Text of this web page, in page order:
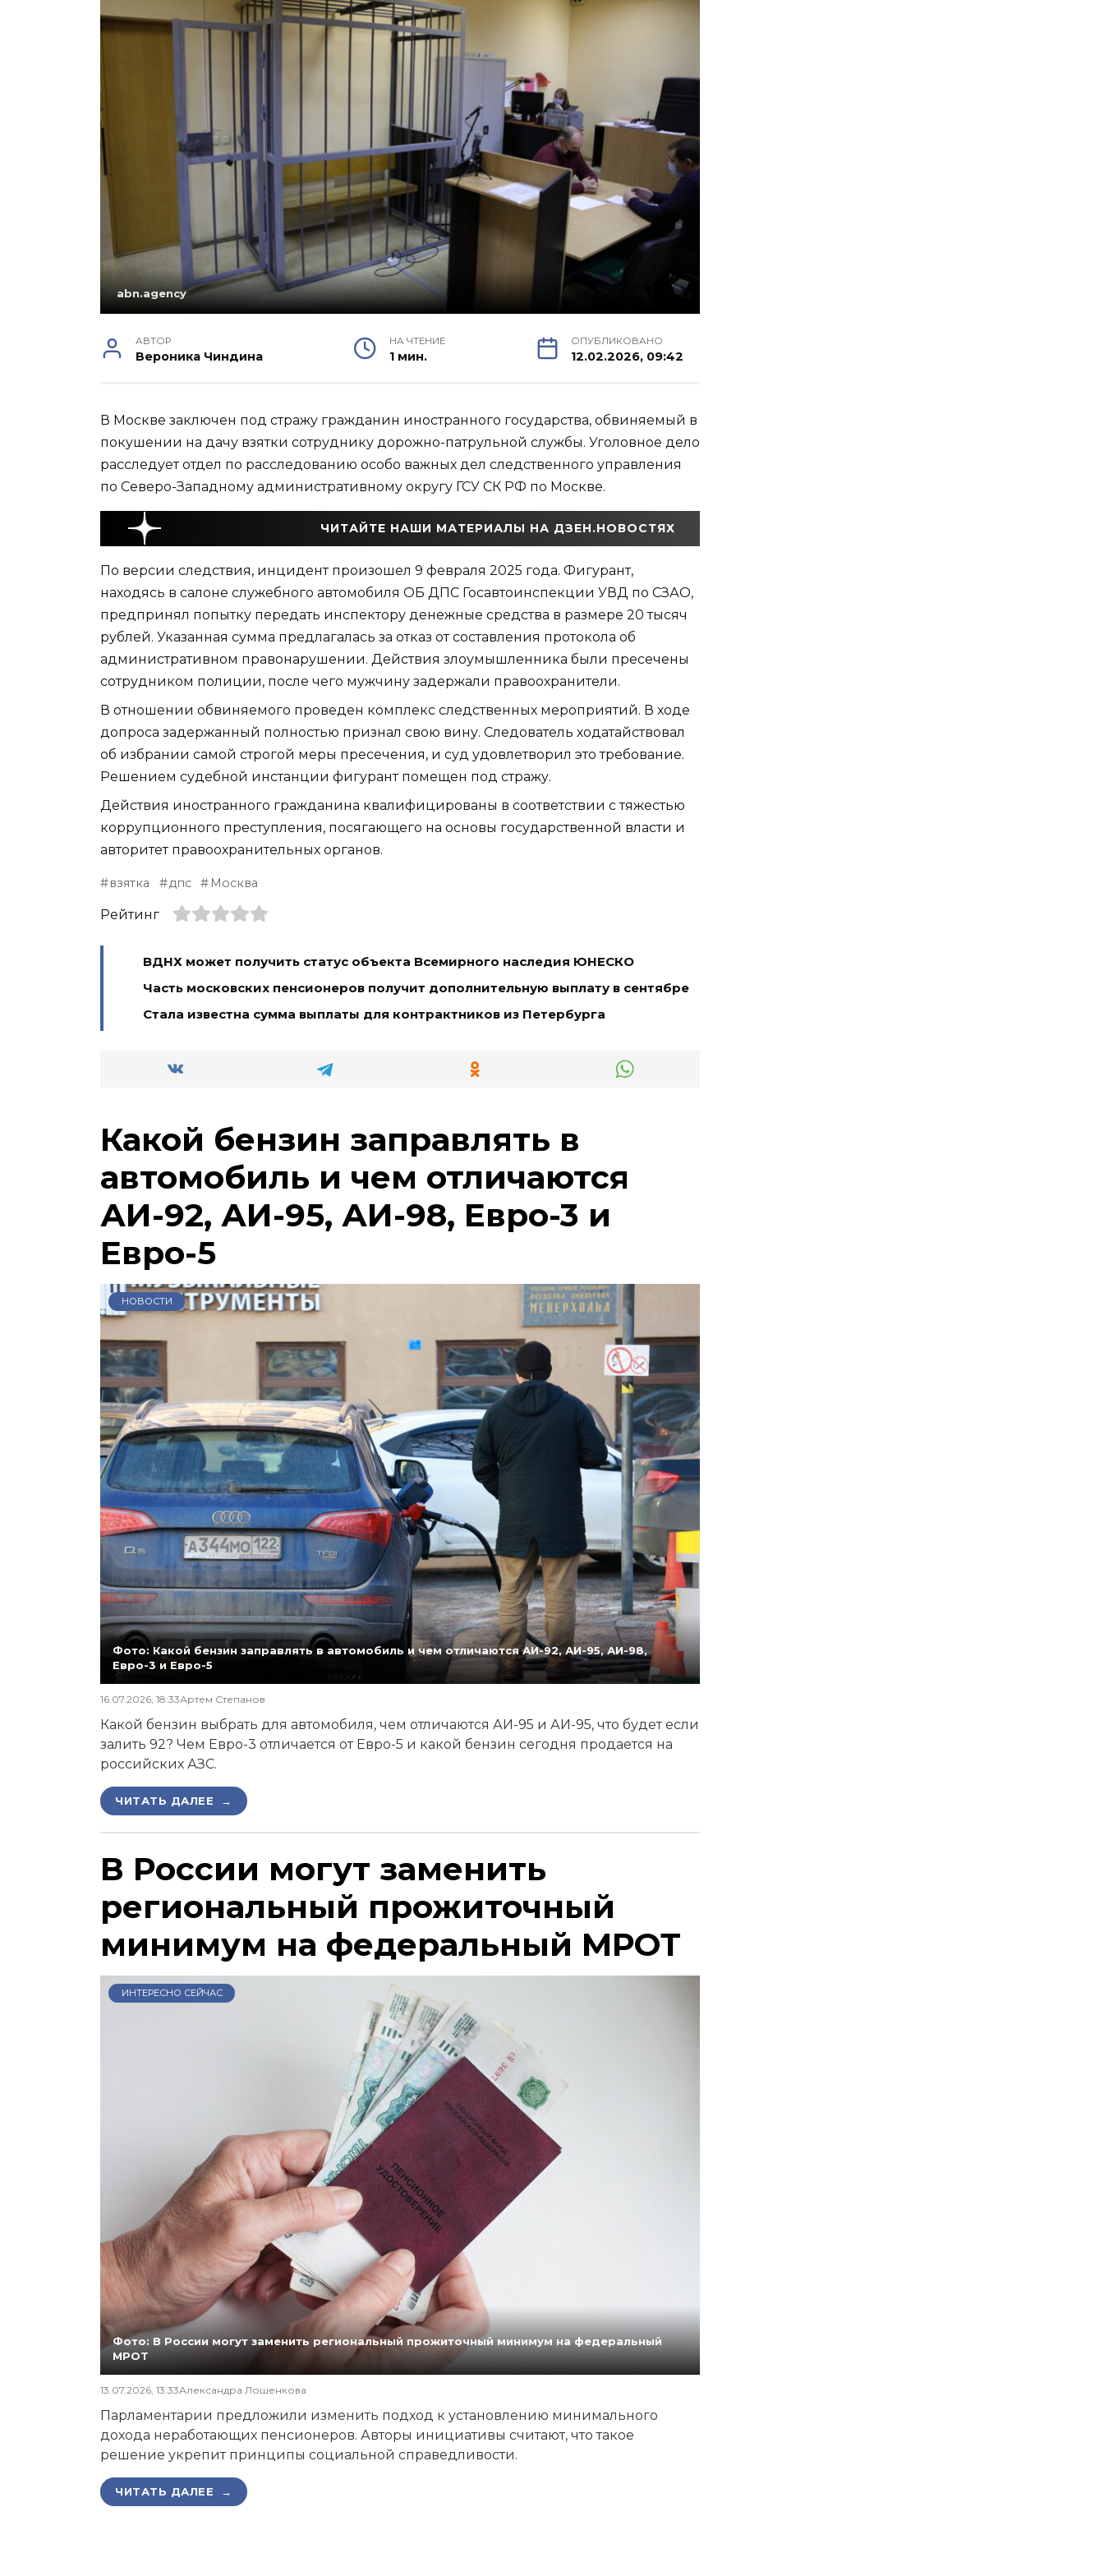
abn.agency
АВТОР
Вероника Чиндина
НА ЧТЕНИЕ
1 мин.
ОПУБЛИКОВАНО
12.02.2026, 09:42
В Москве заключен под стражу гражданин иностранного государства, обвиняемый в
покушении на дачу взятки сотруднику дорожно-патрульной службы. Уголовное дело
расследует отдел по расследованию особо важных дел следственного управления
по Северо-Западному административному округу ГСУ СК РФ по Москве.
ЧИТАЙТЕ НАШИ МАТЕРИАЛЫ НА ДЗЕН.НОВОСТЯХ
По версии следствия, инцидент произошел 9 февраля 2025 года. Фигурант,
находясь в салоне служебного автомобиля ОБ ДПС Госавтоинспекции УВД по СЗАО,
предпринял попытку передать инспектору денежные средства в размере 20 тысяч
рублей. Указанная сумма предлагалась за отказ от составления протокола об
административном правонарушении. Действия злоумышленника были пресечены
сотрудником полиции, после чего мужчину задержали правоохранители.
В отношении обвиняемого проведен комплекс следственных мероприятий. В ходе
допроса задержанный полностью признал свою вину. Следователь ходатайствовал
об избрании самой строгой меры пресечения, и суд удовлетворил это требование.
Решением судебной инстанции фигурант помещен под стражу.
Действия иностранного гражданина квалифицированы в соответствии с тяжестью
коррупционного преступления, посягающего на основы государственной власти и
авторитет правоохранительных органов.
взятка дпс Москва
Рейтинг
ВДНХ может получить статус объекта Всемирного наследия ЮНЕСКО
Часть московских пенсионеров получит дополнительную выплату в сентябре
Стала известна сумма выплаты для контрактников из Петербурга
Какой бензин заправлять в
автомобиль и чем отличаются
АИ-92, АИ-95, АИ-98, Евро-3 и
Евро-5
НОВОСТИ
Фото: Какой бензин заправлять в автомобиль и чем отличаются АИ-92, АИ-95, АИ-98,
Евро-3 и Евро-5
16.07.2026, 18:33Артем Степанов
Какой бензин выбрать для автомобиля, чем отличаются АИ-95 и АИ-95, что будет если
залить 92? Чем Евро-3 отличается от Евро-5 и какой бензин сегодня продается на
российских АЗС.
ЧИТАТЬ ДАЛЕЕ →
В России могут заменить
региональный прожиточный
минимум на федеральный МРОТ
ИНТЕРЕСНО СЕЙЧАС
Фото: В России могут заменить региональный прожиточный минимум на федеральный
МРОТ
13.07.2026, 13:33Александра Лошенкова
Парламентарии предложили изменить подход к установлению минимального
дохода неработающих пенсионеров. Авторы инициативы считают, что такое
решение укрепит принципы социальной справедливости.
ЧИТАТЬ ДАЛЕЕ →